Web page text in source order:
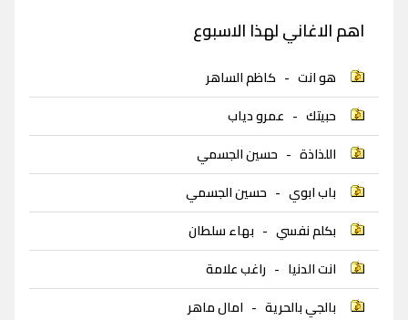
اهم الاغاني لهذا الاسبوع
هو انت - كاظم الساهر
حبيتك - عمرو دياب
اللذاذة - حسين الجسمي
باب ابوي - حسين الجسمي
بكلم نفسي - بهاء سلطان
انت الدنيا - راغب علامة
بالجي بالحرية - امال ماهر